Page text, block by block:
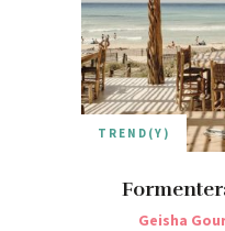
TREND(Y)
Geisha